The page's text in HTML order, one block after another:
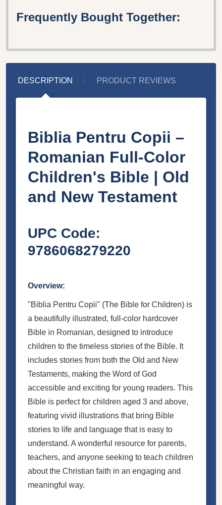
Frequently Bought Together:
DESCRIPTION PRODUCT REVIEWS
Biblia Pentru Copii –
Romanian Full-Color
Children's Bible | Old
and New Testament
UPC Code:
9786068279220
Overview:
"Biblia Pentru Copii" (The Bible for Children) is
a beautifully illustrated, full-color hardcover
Bible in Romanian, designed to introduce
children to the timeless stories of the Bible. It
includes stories from both the Old and New
Testaments, making the Word of God
accessible and exciting for young readers. This
Bible is perfect for children aged 3 and above,
featuring vivid illustrations that bring Bible
stories to life and language that is easy to
understand. A wonderful resource for parents,
teachers, and anyone seeking to teach children
about the Christian faith in an engaging and
meaningful way.